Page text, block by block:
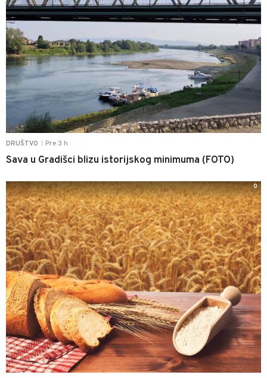
DRUŠTVO Pre 3 h
Sava u Gradišci blizu istorijskog minimuma (FOTO)
0